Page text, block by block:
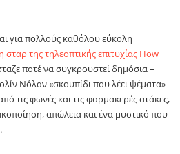
για πολλούς καθόλου εύκολη
της τηλεοπτικής επιτυχίας How
ποτέ να συγκρουστεί δημόσια –
Νόλαν «σκουπίδι που λέει ψέματα»
τις φωνές και τις φαρμακερές ατάκες,
απώλεια και ένα μυστικό που